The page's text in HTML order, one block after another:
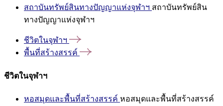
สถาบันทรัพย์สินทางปัญญาแห่งจุฬาฯ สถาบันทรัพย์สิน
ทางปัญญาแห่งจุฬาฯ
ชีวิตในจุฬาฯ
พื้นที่สร้างสรรค์
ชีวิตในจุฬาฯ
หอสมุดและพื้นที่สร้างสรรค์ หอสมุดและพื้นที่สร้างสรรค์